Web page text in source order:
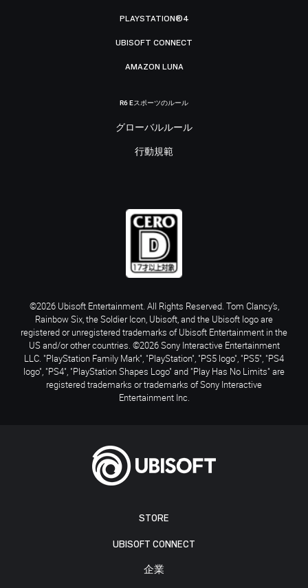
STORE
UBISOFT CONNECT
企業
PLAYSTATION®4
UBISOFT CONNECT
AMAZON LUNA
R6 Eスポーツのルール
グローバルルール
行動規範
©2026 Ubisoft Entertainment. All Rights Reserved. Tom Clancy’s,
Rainbow Six, the Soldier Icon, Ubisoft, and the Ubisoft logo are
registered or unregistered trademarks of Ubisoft Entertainment in the
US and/or other countries. ©2026 Sony Interactive Entertainment
LLC. "PlayStation Family Mark", "PlayStation", "PS5 logo", "PS5", "PS4
logo", "PS4", "PlayStation Shapes Logo" and "Play Has No Limits" are
registered trademarks or trademarks of Sony Interactive
Entertainment Inc.